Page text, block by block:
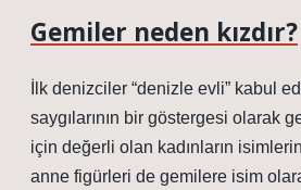
Gemiler neden kızdır?
İlk denizciler “denizle evli” kabul
saygılarının bir göstergesi olarak
için değerli olan kadınların
anne figürleri de gemilere isim